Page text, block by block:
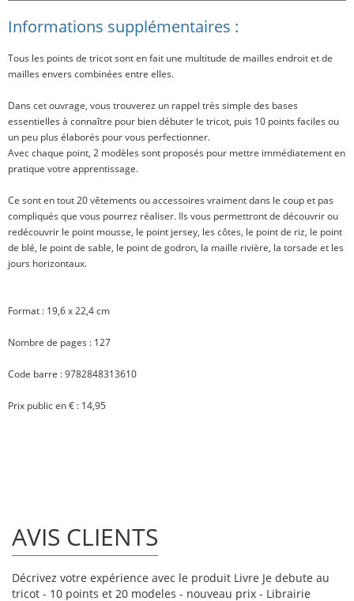
Informations supplémentaires :
Tous les points de tricot sont en fait une multitude de mailles endroit et de
mailles envers combinées entre elles.
Dans cet ouvrage, vous trouverez un rappel très simple des bases
essentielles à connaître pour bien débuter le tricot, puis 10 points faciles ou
un peu plus élaborés pour vous perfectionner.
Avec chaque point, 2 modèles sont proposés pour mettre immédiatement en
pratique votre apprentissage.
Ce sont en tout20 vêtements ou accessoires vraiment dans le coup et pas
compliqués que vous pourrez réaliser. Ils vous permettront de découvrir ou
redécouvrir le point mousse, le point jersey, les côtes, le point de riz, le point
de blé, le point de sable, le point de godron, la maille rivière, la torsade et les
jours horizontaux.
Format : 19,6 x 22,4 cm
Nombre de pages : 127
Code barre :9782848313610
Prix public en € : 14,95
AVIS CLIENTS
Décrivez votre expérience avec le produit Livre Je debute au
tricot - 10 points et 20 modeles - nouveau prix - Librairie